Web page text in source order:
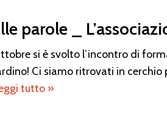
parole _
si è svolto l’incontro di
Ci siamo ritrovati in
tutto »